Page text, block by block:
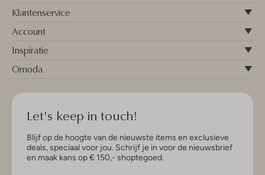
Klantenservice
Account
Inspiratie
Omoda
Let's keep in touch!
Blijf op de hoogte van de nieuwste items en exclusieve
deals, speciaal voor jou. Schrijf je in voor de nieuwsbrief
en maak kans op € 150,- shoptegoed.